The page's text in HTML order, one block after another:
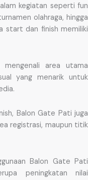
kegiatan seperti fun
olahraga, hingga
start dan finish memiliki
area utama
yang menarik untuk
Balon Gate Pati juga
registrasi, maupun titik
Balon Gate Pati
peningkatan nilai